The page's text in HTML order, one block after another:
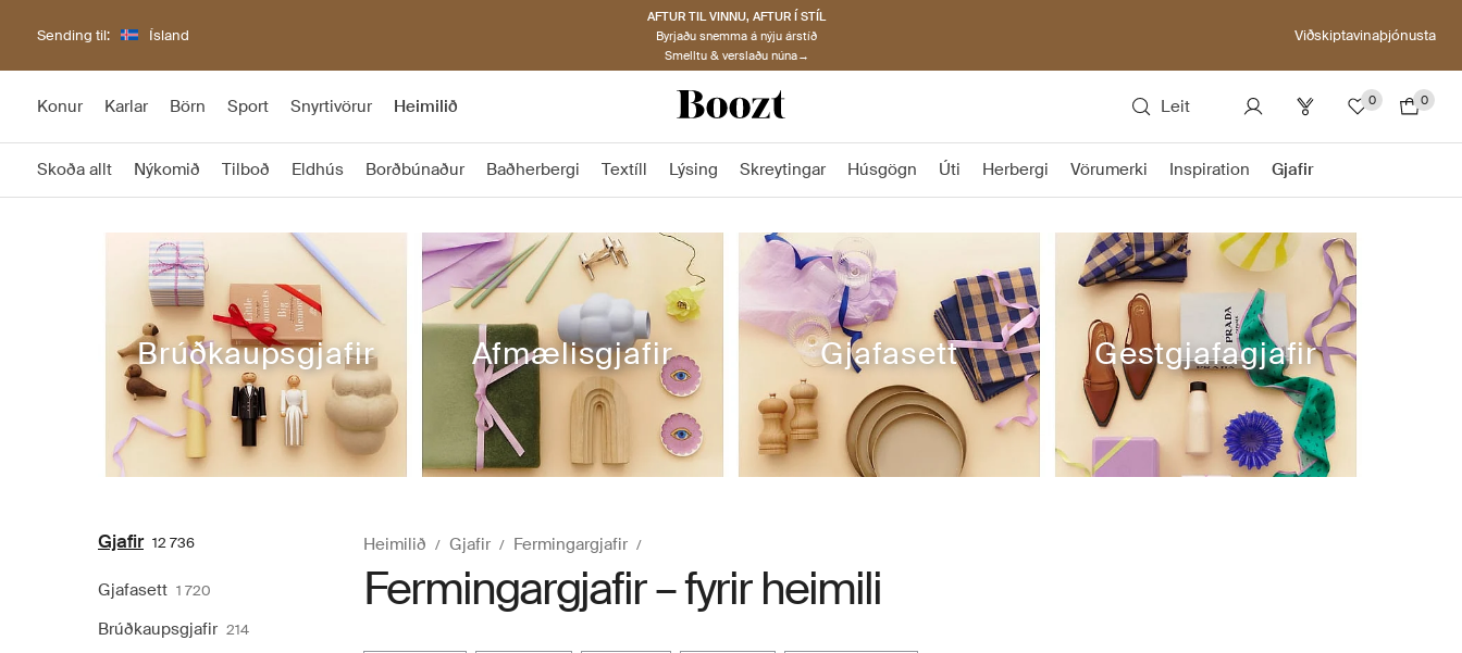
Sending til: Ísland
AFTUR TIL VINNU, AFTUR Í STÍL
Byrjaðu snemma á nýju árstíð
Smelltu & verslaðu núna→
Viðskiptavinaþjónusta
Konur Karlar Börn Sport Snyrtivörur Heimilið Leit 0 0
Skoða allt Nýkomið Tilboð Eldhús Borðbúnaður Baðherbergi Textíll Lýsing Skreytingar Húsgögn Úti Herbergi Vörumerki Inspiration Gjafir
Brúðkaupsgjafir Afmælisgjafir Gjafasett Gestgjafagjafir
Gjafir 12 736
Gjafasett 1 720
Brúðkaupsgjafir 214
Heimilið Gjafir Fermingargjafir
Fermingargjafir – fyrir heimili